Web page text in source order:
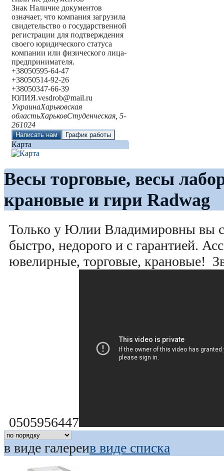
Знак Наличие документов
означает, что компания загрузила
свидетельство о государственной
регистрации для подтверждения
своего юридического статуса
компании или физического лица-
предпринимателя.
+38050595-64-47
+38050514-92-26
+38050347-66-39
ЮЛИЯ.vesdrob@mail.ru
УкраинаХарьковская
областьХарьковСтуденческая, 5-
261024
Написать нам График работы
Карта
Весы торговые, весы
крановые и гири Radwag
Только у Юлии Владимировны вы
быстро, недорого и с гарантией.
ювелирные, торговые, крановые!
0505956447
в виде галереив виде списка